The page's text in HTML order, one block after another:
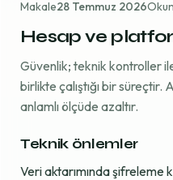
Makale28 Temmuz 2026
Hesap ve
Güvenlik; teknik kontroller ile
birlikte çalıştığı bir
anlamlı ölçüde azaltır.
Teknik önlemler
Veri aktarımında şifreleme